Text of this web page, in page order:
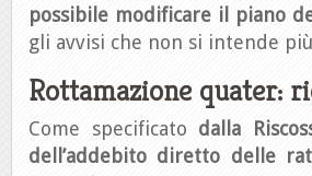
possibile modificare il piano
gli avvisi che non si intende
Rottamazione quater:
Come specificato dalla
dell’addebito diretto delle